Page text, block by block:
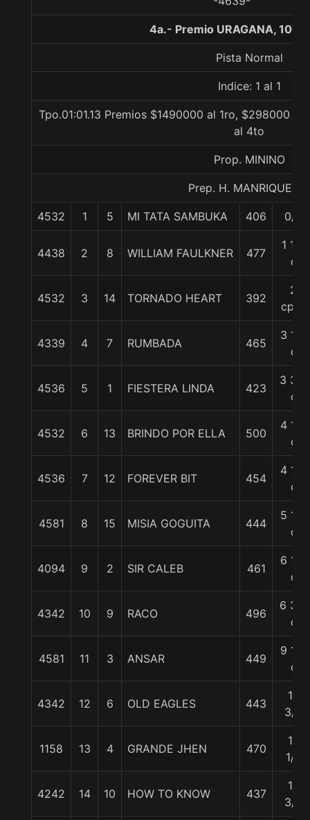
4a.- Premio URAGANA,
Pista Normal
Indice: 1 al 1
Tpo.01:01.13 Premios $1490000 al 1ro, $298000
al 4to
Prop. MININO
Prep. H. MANRIQUEZ F.
4532 1 5 MI TATA SAMBUKA 406 0/0
4438 2 8 WILLIAM FAULKNER 477
1 1/4
c
4532 3 14 TORNADO HEART 392
2
cpos
4339 4 7 RUMBADA 465
3 1/2
c
4536 5 1 FIESTERA LINDA 423
3 3/4
c
4532 6 13 BRINDO POR ELLA 500
4 1/2
c
4536 7 12 FOREVER BIT 454
4 1/2
c
4581 8 15 MISIA GOGUITA 444
5 1/2
c
4094 9 2 SIR CALEB 461
6 1/4
c
4342 10 9 RACO 496
6 3/4
c
4581 11 3 ANSAR 449
9 1/2
c
4342 12 6 OLD EAGLES 443
10
3/4
1158 13 4 GRANDE JHEN 470
12
1/2
4242 14 10 HOW TO KNOW 437
12
3/4